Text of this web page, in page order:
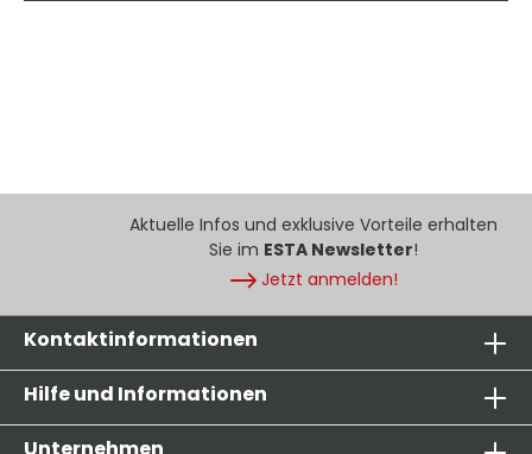
Aktuelle Infos und exklusive Vorteile erhalten
Sie im ESTA Newsletter!
Jetzt anmelden!
Kontaktinformationen
Hilfe und Informationen